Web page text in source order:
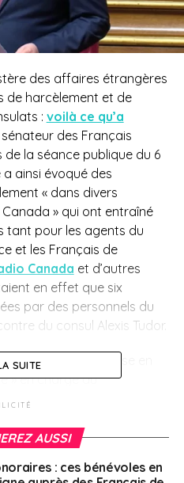
des affaires étrangères
de harcèlement et de
: voilà ce qu’a
, sénateur des Français
la séance publique du 6
ainsi évoqué des
« dans divers
» qui ont entraîné
tant pour les agents du
et les Français de
Canada et d’autres
en effet que six
par des personnels du
du consul Alexis Tudor.
2020a permis la mise en
» en charge du
de ce type de faits, le
de l’étrangerait été
statistiques précises sur le
SUITE
AUSSI
: ces bénévoles en